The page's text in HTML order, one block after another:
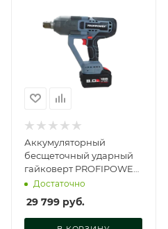
Аккумуляторный
бесщеточный ударный
гайковерт PROFIPOWER
T-2500N (18В,Li-ion-1шт,
8.0Ач, E0189
Достаточно
29 799 руб.